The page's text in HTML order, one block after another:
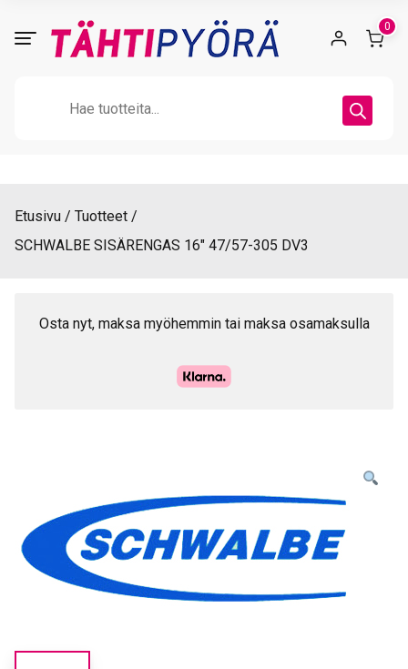
0
Etusivu
Tuotteet
SCHWALBE SISÄRENGAS 16″ 47/57-305 DV3
Osta nyt, maksa myöhemmin tai maksa osamaksulla